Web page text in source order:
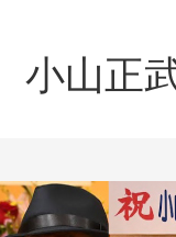
小山正